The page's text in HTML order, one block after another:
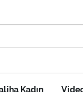
Kadın